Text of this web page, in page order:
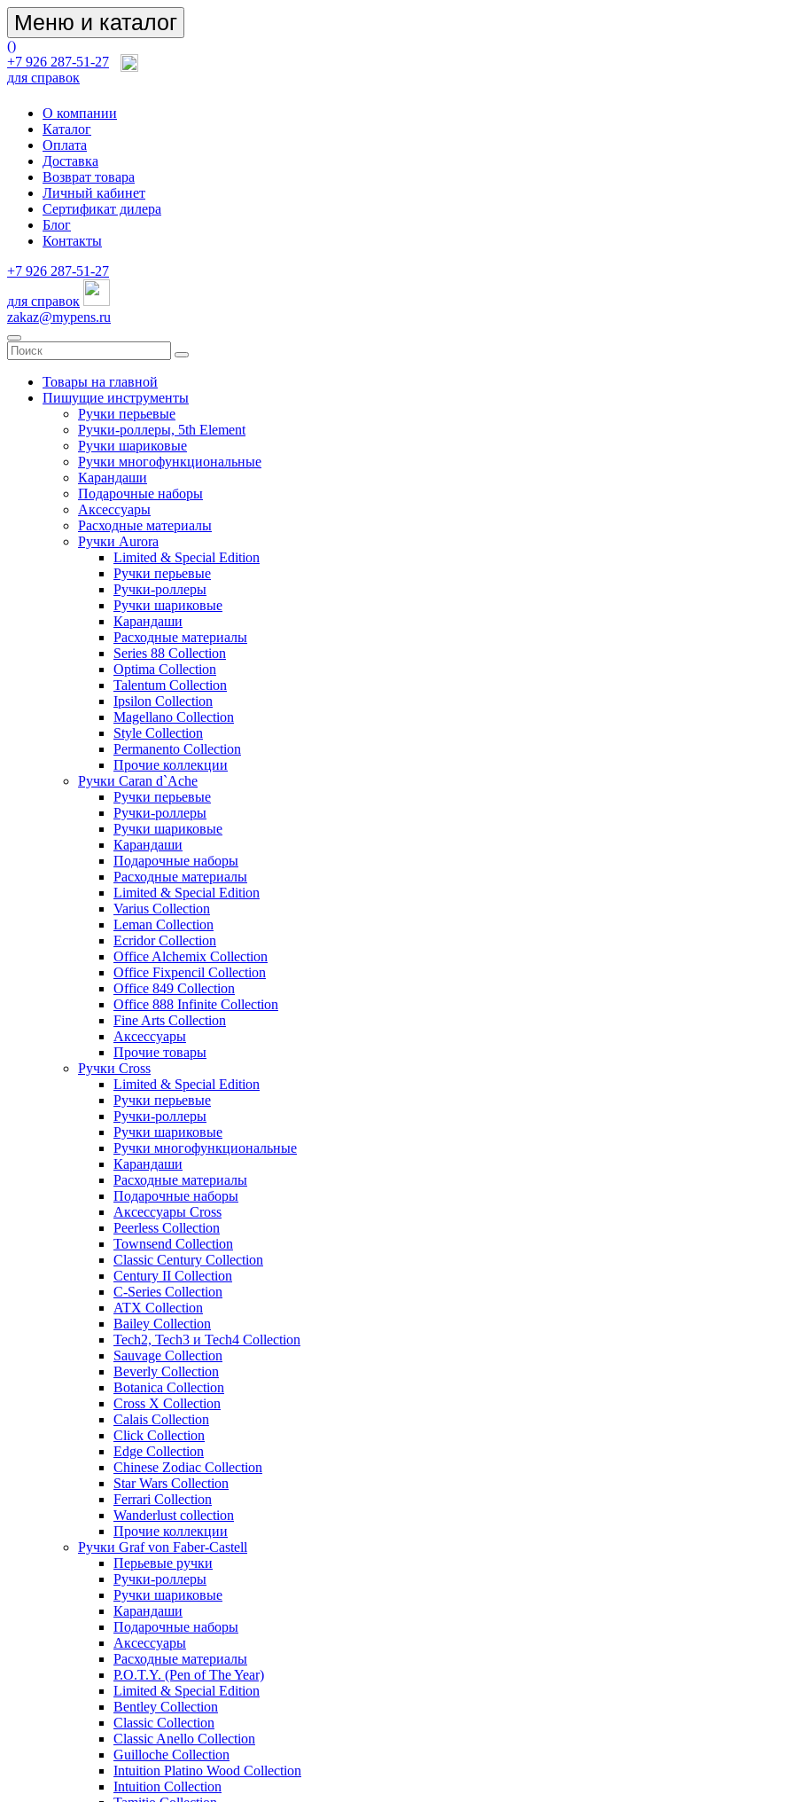
Меню и каталог
()
+7 926 287-51-27
для справок
О компании
Каталог
Оплата
Доставка
Возврат товара
Личный кабинет
Сертификат дилера
Блог
Контакты
+7 926 287-51-27
для справок
zakaz@mypens.ru
Товары на главной
Пишущие инструменты
Ручки перьевые
Ручки-роллеры, 5th Element
Ручки шариковые
Ручки многофункциональные
Карандаши
Подарочные наборы
Аксессуары
Расходные материалы
Ручки Aurora
Limited & Special Edition
Ручки перьевые
Ручки-роллеры
Ручки шариковые
Карандаши
Расходные материалы
Series 88 Collection
Optima Collection
Talentum Collection
Ipsilon Collection
Magellano Collection
Style Collection
Permanento Collection
Прочие коллекции
Ручки Caran d`Ache
Ручки перьевые
Ручки-роллеры
Ручки шариковые
Карандаши
Подарочные наборы
Расходные материалы
Limited & Special Edition
Varius Collection
Leman Collection
Ecridor Collection
Office Alchemix Collection
Office Fixpencil Collection
Office 849 Collection
Office 888 Infinite Collection
Fine Arts Collection
Аксессуары
Прочие товары
Ручки Cross
Limited & Special Edition
Ручки перьевые
Ручки-роллеры
Ручки шариковые
Ручки многофункциональные
Карандаши
Расходные материалы
Подарочные наборы
Аксессуары Cross
Peerless Collection
Townsend Collection
Classic Century Collection
Century II Collection
C-Series Collection
ATX Collection
Bailey Collection
Tech2, Tech3 и Tech4 Collection
Sauvage Collection
Beverly Collection
Botanica Collection
Cross X Collection
Calais Collection
Click Collection
Edge Collection
Chinese Zodiac Collection
Star Wars Collection
Ferrari Collection
Wanderlust collection
Прочие коллекции
Ручки Graf von Faber-Castell
Перьевые ручки
Ручки-роллеры
Ручки шариковые
Карандаши
Подарочные наборы
Аксессуары
Расходные материалы
P.O.T.Y. (Pen of The Year)
Limited & Special Edition
Bentley Collection
Classic Collection
Classic Anello Collection
Guilloche Collection
Intuition Platino Wood Collection
Intuition Collection